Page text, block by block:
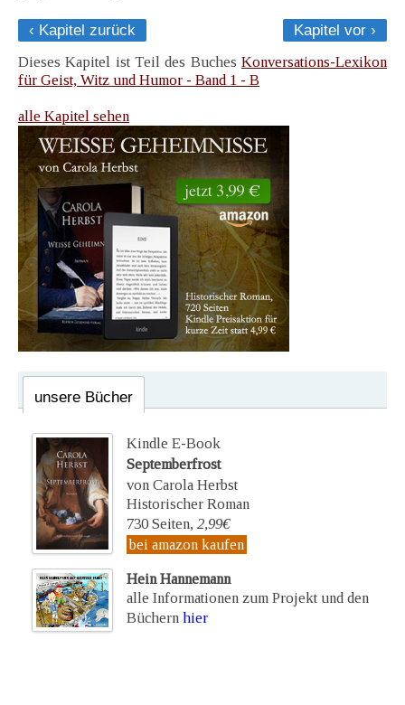
‹ Kapitel zurück
Kapitel vor ›
Dieses Kapitel ist Teil des Buches Konversations-Lexikon
für Geist, Witz und Humor - Band 1 - B
alle Kapitel sehen
unsere Bücher
Kindle E-Book
Septemberfrost
von Carola Herbst
Historischer Roman
730 Seiten, 2,99€
bei amazon kaufen
Hein Hannemann
alle Informationen zum Projekt und den
Büchern hier